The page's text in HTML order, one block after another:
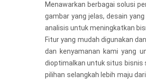
Menawarkan berbagai solusi
gambar yang jelas, desain
analisis untuk meningkatkan
Fitur yang mudah digunakan
dan kenyamanan kami yang
dioptimalkan untuk situs
pilihan selangkah lebih maju